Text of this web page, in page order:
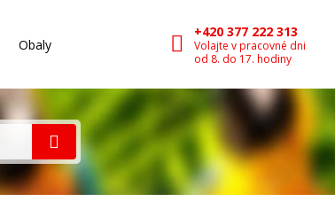
Obaly
+420 377 222 313
Volajte v pracovné dni
od 8. do 17. hodiny